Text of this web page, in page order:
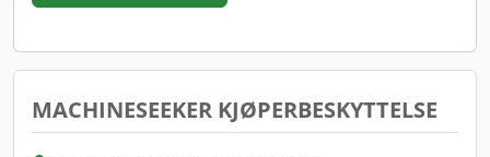
MACHINESEEKER KJØPERBESKYTTELSE